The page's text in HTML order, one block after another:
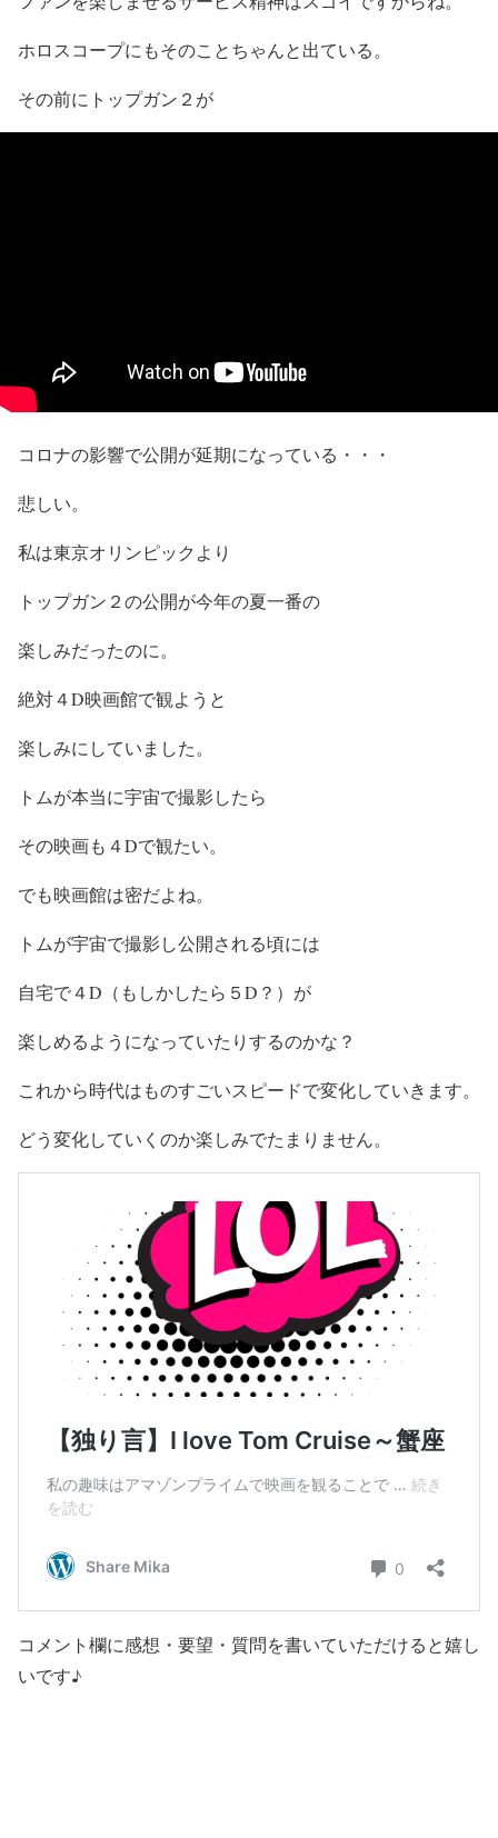
ホロスコープにもそのことちゃんと出ている。
その前にトップガン２が
コロナの影響で公開が延期になっている・・・
悲しい。
私は東京オリンピックより
トップガン２の公開が今年の夏一番の
楽しみだったのに。
絶対４D映画館で観ようと
楽しみにしていました。
トムが本当に宇宙で撮影したら
その映画も４Dで観たい。
でも映画館は密だよね。
トムが宇宙で撮影し公開される頃には
自宅で４D（もしかしたら５D？）が
楽しめるようになっていたりするのかな？
これから時代はものすごいスピードで変化していきます。
どう変化していくのか楽しみでたまりません。
コメント欄に感想・要望・質問を書いていただけると嬉し
いです♪